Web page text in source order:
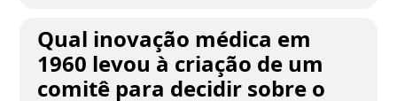
Qual inovação médica em
1960 levou à criação de um
comitê para decidir sobre o